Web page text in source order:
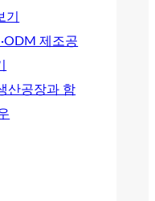
제조공
산공장과 함